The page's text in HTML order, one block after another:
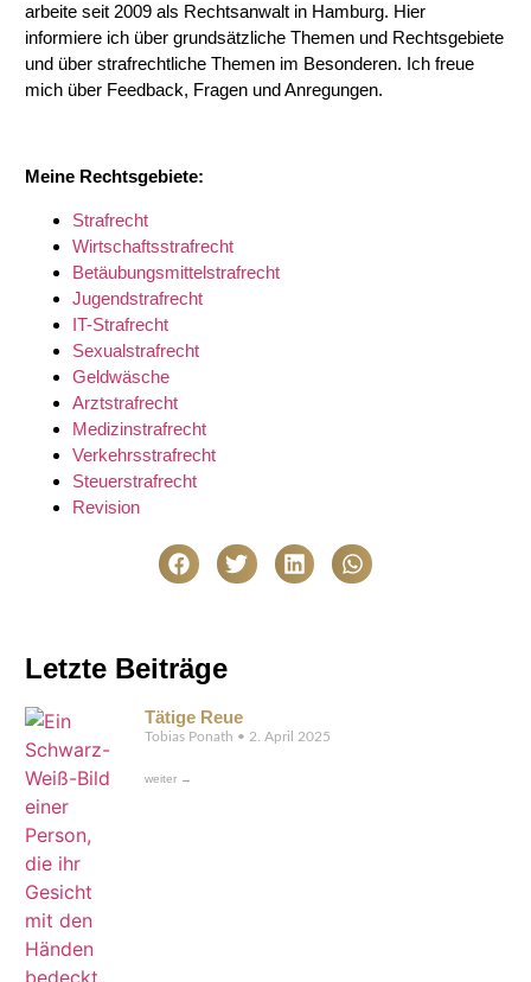
arbeite seit 2009 als Rechtsanwalt in Hamburg. Hier
informiere ich über grundsätzliche Themen und Rechtsgebiete
und über strafrechtliche Themen im Besonderen. Ich freue
mich über Feedback, Fragen und Anregungen.
Meine Rechtsgebiete:
Strafrecht
Wirtschaftsstrafrecht
Betäubungsmittelstrafrecht
Jugendstrafrecht
IT-Strafrecht
Sexualstrafrecht
Geldwäsche
Arztstrafrecht
Medizinstrafrecht
Verkehrsstrafrecht
Steuerstrafrecht
Revision
Letzte Beiträge
Tätige Reue
Tobias Ponath 2. April 2025
weiter →